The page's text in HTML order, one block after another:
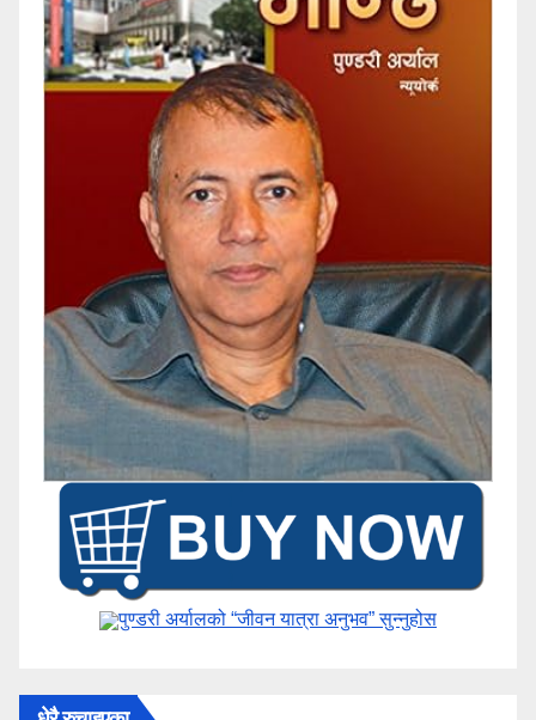
पुण्डरी अर्यालको “जीवन यात्रा अनुभव” ​सुन्नुहोस